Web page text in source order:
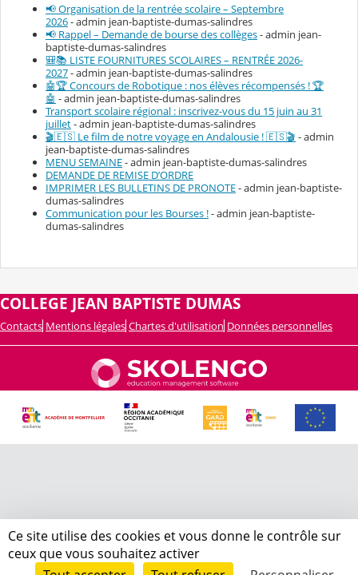
📢 Organisation de la rentrée scolaire – Septembre
2026- admin jean-baptiste-dumas-salindres
📢 Rappel – Demande de bourse des collèges- admin jean-
baptiste-dumas-salindres
🎒📚 LISTE FOURNITURES SCOLAIRES – RENTRÉE 2026-
2027- admin jean-baptiste-dumas-salindres
🤖🏆 Concours de Robotique : nos élèves récompensés ! 🏆
🤖 - admin jean-baptiste-dumas-salindres
Transport scolaire régional : inscrivez-vous du 15 juin au 31
juillet- admin jean-baptiste-dumas-salindres
🎬🇪🇸 Le film de notre voyage en Andalousie ! 🇪🇸🎬 - admin
jean-baptiste-dumas-salindres
MENU SEMAINE- admin jean-baptiste-dumas-salindres
DEMANDE DE REMISE D’ORDRE
IMPRIMER LES BULLETINS DE PRONOTE- admin jean-baptiste-
dumas-salindres
Communication pour les Bourses !- admin jean-baptiste-
dumas-salindres
COLLEGE JEAN BAPTISTE DUMAS
Contacts Mentions légales Chartes d'utilisation Données personnelles
Ce site utilise des cookies et vous donne le contrôle sur
ceux que vous souhaitez activer